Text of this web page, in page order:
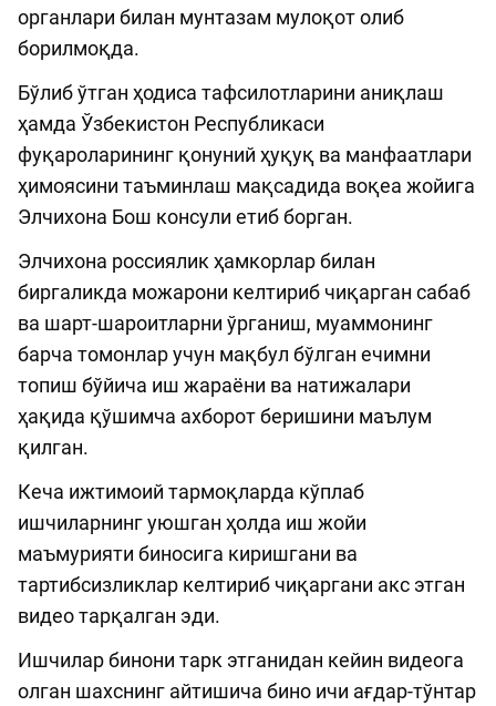
органлари билан мунтазам мулоқот олиб
борилмоқда.
Бўлиб ўтган ҳодиса тафсилотларини аниқлаш
ҳамда Ўзбекистон Республикаси
фуқароларининг қонуний ҳуқуқ ва манфаатлари
ҳимоясини таъминлаш мақсадида воқеа жойига
Элчихона Бош консули етиб борган.
Элчихона россиялик ҳамкорлар билан
биргаликда можарони келтириб чиқарган сабаб
ва шарт-шароитларни ўрганиш, муаммонинг
барча томонлар учун мақбул бўлган ечимни
топиш бўйича иш жараёни ва натижалари
ҳақида қўшимча ахборот беришини маълум
қилган.
Кеча ижтимоий тармоқларда кўплаб
ишчиларнинг уюшган ҳолда иш жойи
маъмурияти биносига киришгани ва
тартибсизликлар келтириб чиқаргани акс этган
видео тарқалган эди.
Ишчилар бинони тарк этганидан кейин видеога
олган шахснинг айтишича бино ичи ағдар-тўнтар